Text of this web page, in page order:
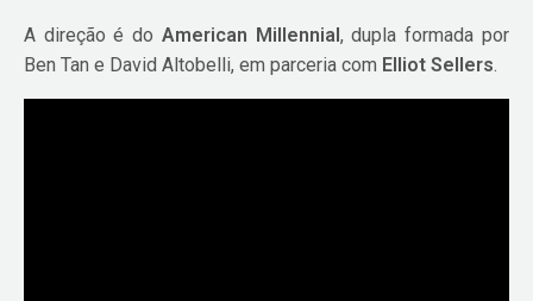
A direção é do American Millennial , dupla formada por
Ben Tan e David Altobelli, em parceria com Elliot Sellers.